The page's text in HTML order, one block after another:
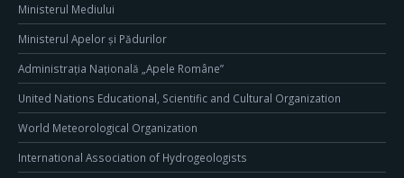
Ministerul Mediului
Ministerul Apelor și Pădurilor
Administrația Națională „Apele Române”
United Nations Educational, Scientific and Cultural Organization
World Meteorological Organization
International Association of Hydrogeologists